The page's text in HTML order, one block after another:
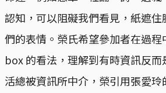
認知，可以阻礙我們看見，紙遮
們的表情。榮氏希望參加者在過
box 的看法，理解到有時資訊反
活總被資訊所中介，榮引用張愛